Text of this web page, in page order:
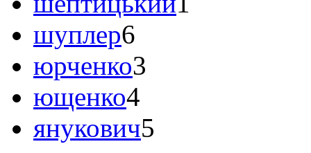
шуплер6
юрченко3
ющенко4
янукович5